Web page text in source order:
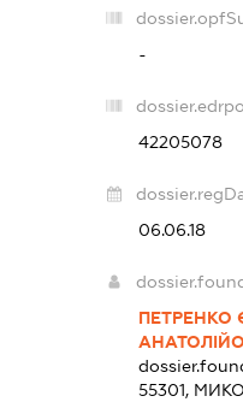
-
42205078
06.06.18
ПЕТРЕНКО
55301,